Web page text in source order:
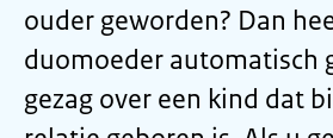
ouder geworden? Dan
duomoeder automatisch
gezag over een kind dat